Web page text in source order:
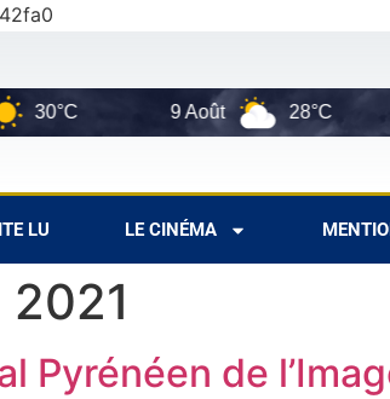
9 Août 28°C 10 Août
LU LE CINÉMA
Pyrénéen de